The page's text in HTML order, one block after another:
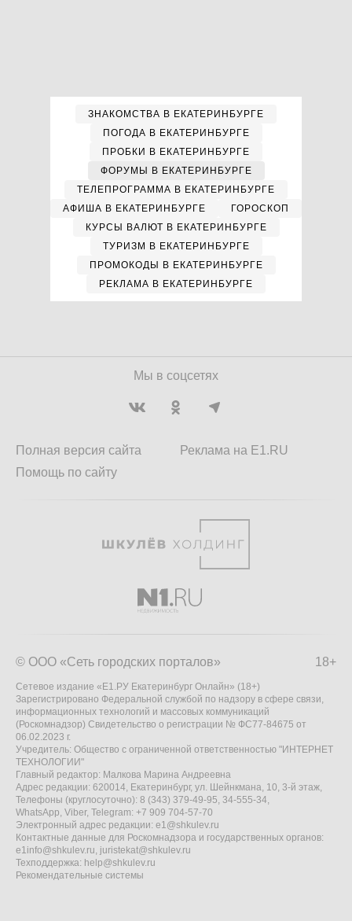
ЗНАКОМСТВА В ЕКАТЕРИНБУРГЕ
ПОГОДА В ЕКАТЕРИНБУРГЕ
ПРОБКИ В ЕКАТЕРИНБУРГЕ
ФОРУМЫ В ЕКАТЕРИНБУРГЕ
ТЕЛЕПРОГРАММА В ЕКАТЕРИНБУРГЕ
АФИША В ЕКАТЕРИНБУРГЕ
ГОРОСКОП
КУРСЫ ВАЛЮТ В ЕКАТЕРИНБУРГЕ
ТУРИЗМ В ЕКАТЕРИНБУРГЕ
ПРОМОКОДЫ В ЕКАТЕРИНБУРГЕ
РЕКЛАМА В ЕКАТЕРИНБУРГЕ
Мы в соцсетях
Полная версия сайта
Помощь по сайту
Реклама на E1.RU
18+
© ООО «Сеть городских порталов»
Сетевое издание «Е1.РУ Екатеринбург Онлайн» (18+)
Зарегистрировано Федеральной службой по надзору в сфере связи,
информационных технологий и массовых коммуникаций
(Роскомнадзор) Свидетельство о регистрации № ФС77-84675 от
06.02.2023 г.
Учредитель: Общество с ограниченной ответственностью "ИНТЕРНЕТ
ТЕХНОЛОГИИ"
Главный редактор: Малкова Марина Андреевна
Адрес редакции: 620014, Екатеринбург, ул. Шейнкмана, 10, 3-й этаж,
Телефоны (круглосуточно): 8 (343) 379-49-95, 34-555-34,
WhatsApp, Viber, Telegram: +7 909 704-57-70
Электронный адрес редакции: e1@shkulev.ru
Контактные данные для Роскомнадзора и государственных органов:
e1info@shkulev.ru, juristekat@shkulev.ru
Техподдержка: help@shkulev.ru
Рекомендательные системы